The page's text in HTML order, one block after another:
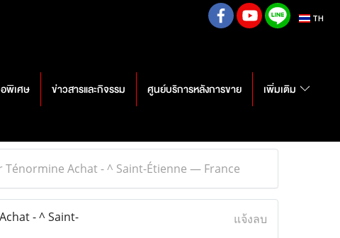
TH
พิเศษ ข่าวสารและกิจรรม ศูนย์บริการหลังการขาย เพิ่มเติม
Achat - ^ Saint-Étienne — France
- ^ Saint-
แจ้งลบ